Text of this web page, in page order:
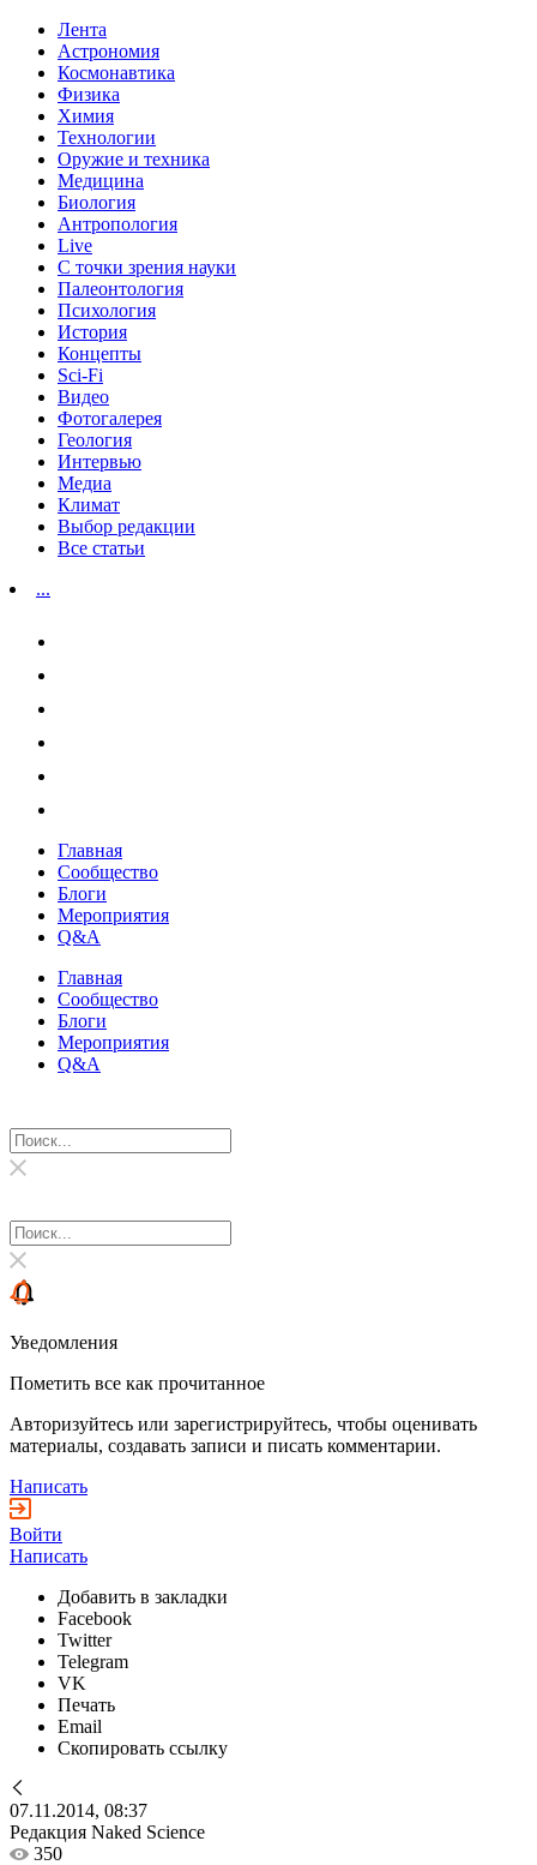
Лента
Астрономия
Космонавтика
Физика
Химия
Технологии
Оружие и техника
Медицина
Биология
Антропология
Live
С точки зрения науки
Палеонтология
Психология
История
Концепты
Sci-Fi
Видео
Фотогалерея
Геология
Интервью
Медиа
Климат
Выбор редакции
Все статьи
...
Главная
Сообщество
Блоги
Мероприятия
Q&A
Главная
Сообщество
Блоги
Мероприятия
Q&A
Уведомления
Пометить все как прочитанное
Авторизуйтесь или зарегистрируйтесь, чтобы оценивать
материалы, создавать записи и писать комментарии.
Написать
Войти
Написать
Добавить в закладки
Facebook
Twitter
Telegram
VK
Печать
Email
Скопировать ссылку
07.11.2014, 08:37
Редакция Naked Science
350